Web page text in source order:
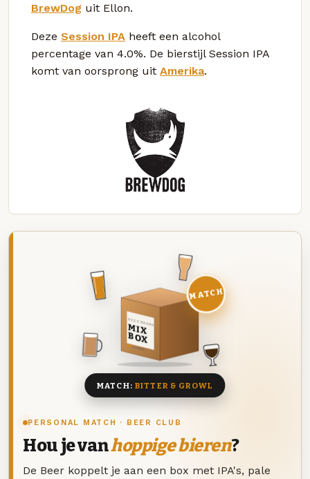
BrewDog uit Ellon.
Deze Session IPA heeft een alcohol
percentage van 4.0%. De bierstijl Session IPA
komt van oorsprong uit Amerika.
PERSONAL MATCH · BEER CLUB
Hou je vanhoppige bieren?
De Beer koppelt je aan een box met IPA's, pale
DEZE MAAND
MIX
BOX
8 BIEREN
MATCH
MATCH: BITTER & GROWL